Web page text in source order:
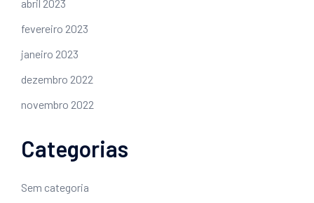
abril 2023
fevereiro 2023
janeiro 2023
dezembro 2022
novembro 2022
Categorias
Sem categoria